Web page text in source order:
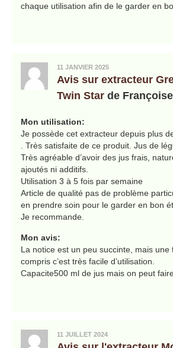
chaque utilisation afin de le garder en
11 JANVIER 2025
Avis sur extracteur
Twin Star de Françoise
Mon utilisation:
Je possède cet extracteur depuis plus
. Très satisfaite de ce produit. Jus de
Très agréable d’avoir des jus frais,
ajoutés ni additifs.
Utilisation 3 à 5 fois par semaine
Article de qualité pas de problème
en prendre soin pour le garder en bon
Je recommande.
Mon avis:
La notice est un peu succinte, mais une
compris c’est très facile d’utilisation.
Capacite500 ml de jus mais on peut
11 JUILLET 2024